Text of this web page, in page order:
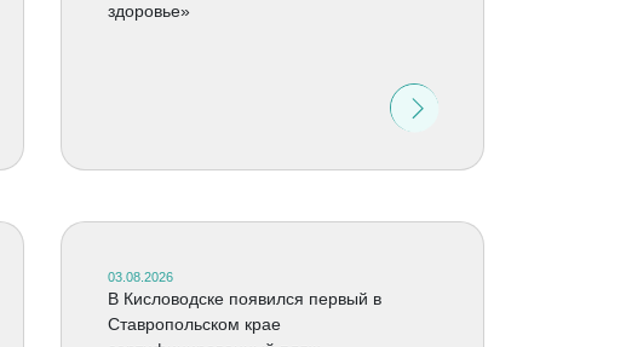
здоровье»
03.08.2026
В Кисловодске появился первый в
Ставропольском крае